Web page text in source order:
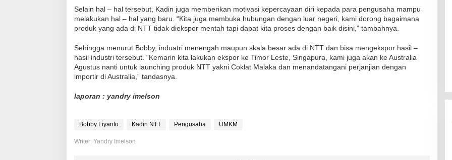
Selain hal – hal tersebut, Kadin juga memberikan motivasi kepercayaan diri kepada para pengusaha mampu
melakukan hal – hal yang baru. “Kita juga membuka hubungan dengan luar negeri, kami dorong bagaimana
produk yang ada di NTT tidak diekspor mentah tapi dapat kita proses dengan baik disini,” tambahnya.
Sehingga menurut Bobby, induatri menengah maupun skala besar ada di NTT dan bisa mengekspor hasil –
hasil industri tersebut. “Kemarin kita lakukan ekspor ke Timor Leste, Singapura, kami juga akan ke Australia
Agustus nanti untuk launching produk NTT yakni Coklat Malaka dan menandatangani perjanjian dengan
importir di Australia,” tandasnya.
laporan : yandry imelson
Bobby Liyanto Kadin NTT Pengusaha UMKM
Writer: Yandry Imelson
Di Kesehatan | 19 Desember 2021